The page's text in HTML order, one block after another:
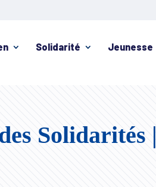
Solidarité Jeunesse
Solidarités